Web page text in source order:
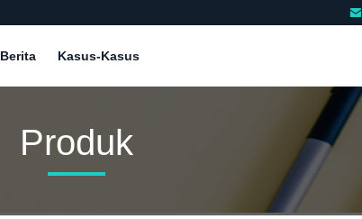
Berita Kasus-Kasus
Produk